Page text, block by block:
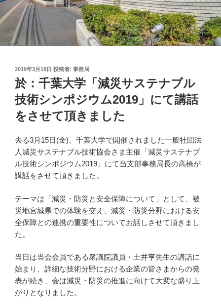
投
稿
日:
2019年3月18日 投稿者: 事務局
於：千葉大学「減災サステナブル
技術シンポジウム2019」にて講話
をさせて頂きました
去る3月15日(金)、千葉大学で開催されました一般社団法
人減災サステナブル技術協会さま主催「減災サステナブ
ル技術シンポジウム2019」にて当支部事務局長の高橋が
講話をさせて頂きました。
テーマは「減災・防災と安全保障について」として、被
災地宮城県での体験を交え、減災・防災分野における安
全保障との連携の重要性についてお話しさせて頂きまし
た。
当日は当会会員である衆議院議員・土井亨先生の講話に
始まり、詳細な技術分野における企業の皆さまからの発
表が続き、会は減災・防災の推進に向けて大変な盛り上
がりとなりました。